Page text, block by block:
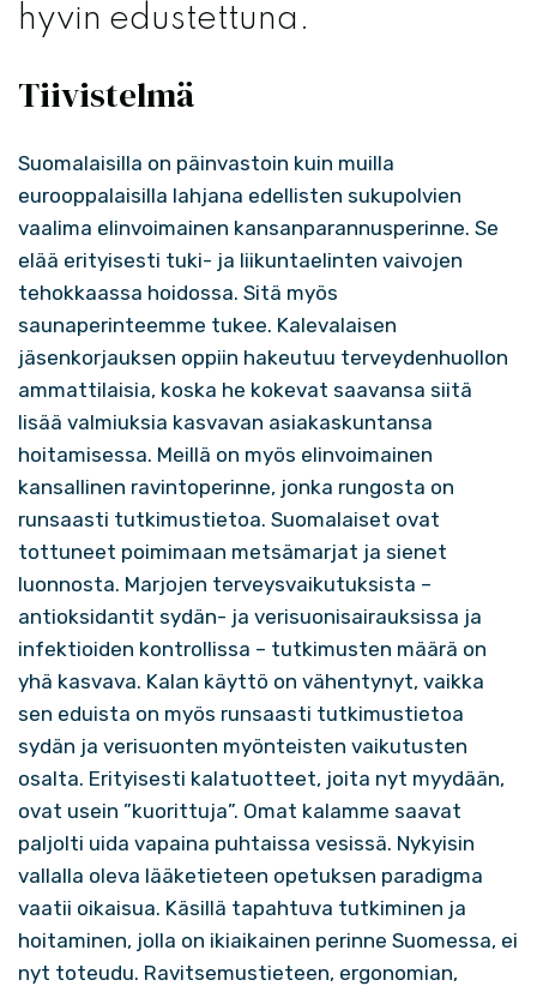
hyvin edustettuna.
Tiivistelmä
Suomalaisilla on päinvastoin kuin muilla
eurooppalaisilla lahjana edellisten sukupolvien
vaalima elinvoimainen kansanparannusperinne. Se
elää erityisesti tuki- ja liikuntaelinten vaivojen
tehokkaassa hoidossa. Sitä myös
saunaperinteemme tukee. Kalevalaisen
jäsenkorjauksen oppiin hakeutuu terveydenhuollon
ammattilaisia, koska he kokevat saavansa siitä
lisää valmiuksia kasvavan asiakaskuntansa
hoitamisessa. Meillä on myös elinvoimainen
kansallinen ravintoperinne, jonka rungosta on
runsaasti tutkimustietoa. Suomalaiset ovat
tottuneet poimimaan metsämarjat ja sienet
luonnosta. Marjojen terveysvaikutuksista –
antioksidantit sydän- ja verisuonisairauksissa ja
infektioiden kontrollissa – tutkimusten määrä on
yhä kasvava. Kalan käyttö on vähentynyt, vaikka
sen eduista on myös runsaasti tutkimustietoa
sydän ja verisuonten myönteisten vaikutusten
osalta. Erityisesti kalatuotteet, joita nyt myydään,
ovat usein ”kuorittuja”. Omat kalamme saavat
paljolti uida vapaina puhtaissa vesissä. Nykyisin
vallalla oleva lääketieteen opetuksen paradigma
vaatii oikaisua. Käsillä tapahtuva tutkiminen ja
hoitaminen, jolla on ikiaikainen perinne Suomessa, ei
nyt toteudu. Ravitsemustieteen, ergonomian,